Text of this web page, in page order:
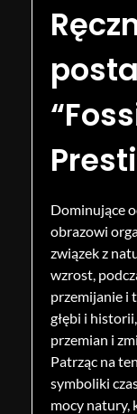
Dominujące
obrazowi
związek z
wzrost,
przemijanie i
głębi i
przemian i
Patrząc na
symboliki
mocy natury,